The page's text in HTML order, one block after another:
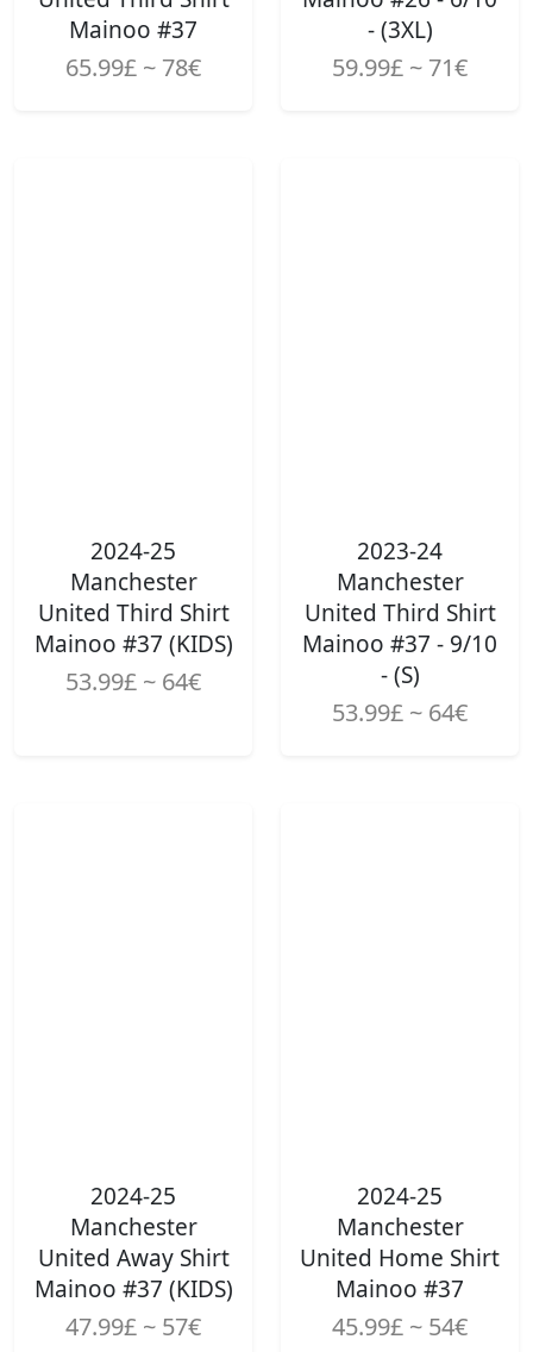
Mainoo #37
65.99£ ~ 78€
- (3XL)
59.99£ ~ 71€
2024-25
Manchester
United Third Shirt
Mainoo #37 (KIDS)
53.99£ ~ 64€
2023-24
Manchester
United Third Shirt
Mainoo #37 - 9/10
- (S)
53.99£ ~ 64€
2024-25
Manchester
United Away Shirt
Mainoo #37 (KIDS)
47.99£ ~ 57€
2024-25
Manchester
United Home Shirt
Mainoo #37
45.99£ ~ 54€